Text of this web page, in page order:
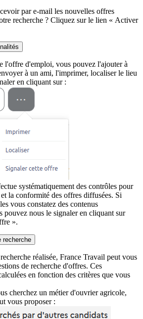
par e-mail les nouvelles offres
recherche ? Cliquez sur le lien « Activer
l'offre d'emploi, vous pouvez l'ajouter à
à un ami, l'imprimer, localiser le lieu
en cliquant sur :
systématiquement des contrôles pour
la conformité des offres diffusées. Si
vous constatez des contenus
pouvez nous le signaler en cliquant sur
».
recherche
réalisée, France Travail peut vous
de recherche d'offres. Ces
en fonction des critères que vous
cherchez un métier d'ouvrier agricole,
vous proposer :